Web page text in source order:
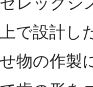
で設計し
物の作製